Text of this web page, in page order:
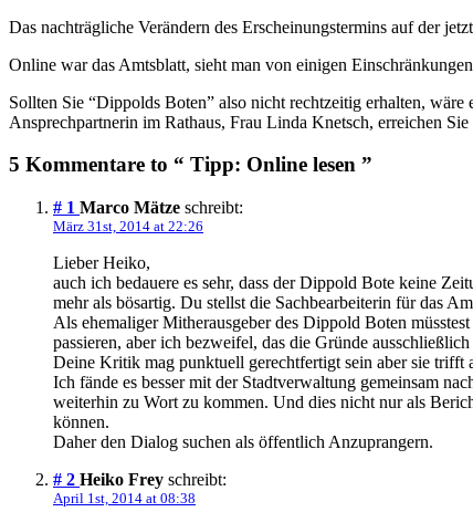
Das nachträgliche Verändern des Erscheinungstermins auf der
Online war das Amtsblatt, sieht man von einigen
Sollten Sie “Dippolds Boten” also nicht rechtzeitig erhalten,
Ansprechpartnerin im Rathaus, Frau Linda Knetsch, erreichen
5 Kommentare to “ Tipp: Online lesen ”
# 1 Marco Mätze schreibt:
März 31st, 2014 at 22:26
Lieber Heiko,
auch ich bedauere es sehr, dass der Dippold Bote keine
mehr als bösartig. Du stellst die Sachbearbeiterin für das
Als ehemaliger Mitherausgeber des Dippold Boten
passieren, aber ich bezweifel, das die Gründe
Deine Kritik mag punktuell gerechtfertigt sein aber sie trifft
Ich fände es besser mit der Stadtverwaltung gemeinsam
weiterhin zu Wort zu kommen. Und dies nicht nur als
können.
Daher den Dialog suchen als öffentlich Anzuprangern.
# 2 Heiko Frey schreibt:
April 1st, 2014 at 08:38